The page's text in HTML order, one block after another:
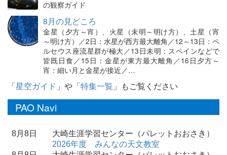
の観察ガイド
8月の見どころ
金星（夕方～宵）、火星（未明～明け方）、土星（宵
～明け方）／2日：水星が西方最大離角／12～13日：ペ
ルセウス座流星群が極大／13日未明：スペインなどで
皆既日食／15日：金星が東方最大離角／16日夕方～
宵：細い月と金星が接近／…
「星空ガイド 」や「特集一覧 」もご覧ください
PAO Navi